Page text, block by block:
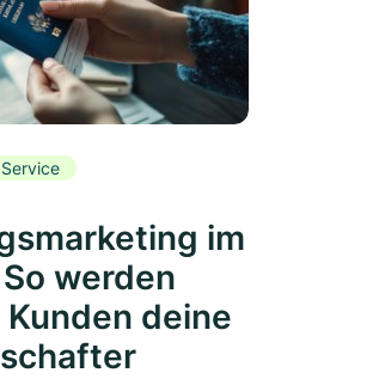
im
werden
deine